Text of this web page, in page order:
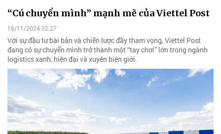
“Cú chuyển mình” mạnh mẽ của Viettel Post
16/11/2024 02:27
Với sự đầu tư bài bản và chiến lược đầy tham vọng, Viettel Post
đang có sự chuyển mình trở thành một “tay chơi” lớn trong ngành
logistics xanh, hiện đại và xuyên biên giới.